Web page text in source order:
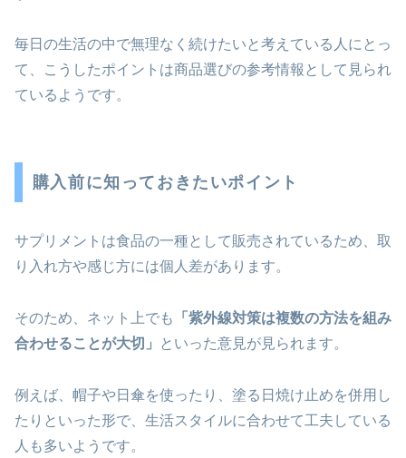
毎日の生活の中で無理なく続けたいと考えている人にとっ
て、こうしたポイントは商品選びの参考情報として見られ
ているようです。
購入前に知っておきたいポイント
サプリメントは食品の一種として販売されているため、取
り入れ方や感じ方には個人差があります。
そのため、ネット上でも
「紫外線対策は複数の方法を組み
合わせることが大切」
といった意見が見られます。
例えば、帽子や日傘を使ったり、塗る日焼け止めを併用し
たりといった形で、生活スタイルに合わせて工夫している
人も多いようです。